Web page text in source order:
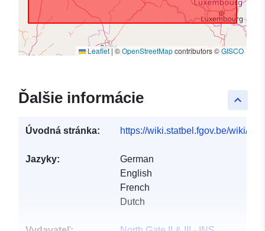
Leaflet|©OpenStreetMapcontributors ©GISCO
keyboard_arrow_up
Ďalšie informácie
Úvodná stránka: https://wiki.statbel.fgov.be/wiki/
Jazyky:
German
English
French
Dutch